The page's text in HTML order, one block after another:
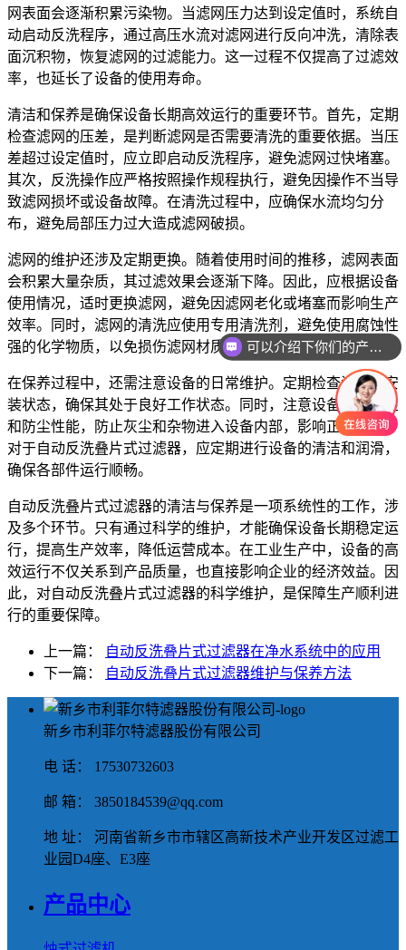
网表面会逐渐积累污染物。当滤网压力达到设定值时，系统自
动启动反洗程序，通过高压水流对滤网进行反向冲洗，清除表
面沉积物，恢复滤网的过滤能力。这一过程不仅提高了过滤效
率，也延长了设备的使用寿命。
清洁和保养是确保设备长期高效运行的重要环节。首先，定期
检查滤网的压差，是判断滤网是否需要清洗的重要依据。当压
差超过设定值时，应立即启动反洗程序，避免滤网过快堵塞。
其次，反洗操作应严格按照操作规程执行，避免因操作不当导
致滤网损坏或设备故障。在清洗过程中，应确保水流均匀分
布，避免局部压力过大造成滤网破损。
滤网的维护还涉及定期更换。随着使用时间的推移，滤网表面
会积累大量杂质，其过滤效果会逐渐下降。因此，应根据设备
使用情况，适时更换滤网，避免因滤网老化或堵塞而影响生产
效率。同时，滤网的清洗应使用专用清洗剂，避免使用腐蚀性
强的化学物质，以免损伤滤网材质。
在保养过程中，还需注意设备的日常维护。定期检查滤网的安
装状态，确保其处于良好工作状态。同时，注意设备的密封性
和防尘性能，防止灰尘和杂物进入设备内部，影响正常运行。
对于自动反洗叠片式过滤器，应定期进行设备的清洁和润滑，
确保各部件运行顺畅。
自动反洗叠片式过滤器的清洁与保养是一项系统性的工作，涉
及多个环节。只有通过科学的维护，才能确保设备长期稳定运
行，提高生产效率，降低运营成本。在工业生产中，设备的高
效运行不仅关系到产品质量，也直接影响企业的经济效益。因
此，对自动反洗叠片式过滤器的科学维护，是保障生产顺利进
行的重要保障。
上一篇：
自动反洗叠片式过滤器在净水系统中的应用
下一篇：
自动反洗叠片式过滤器维护与保养方法
新乡市利菲尔特滤器股份有限公司
电 话： 17530732603
邮 箱： 3850184539@qq.com
地 址： 河南省新乡市市辖区高新技术产业开发区过滤工
业园D4座、E3座
产品中心
可以介绍下你们的产品么